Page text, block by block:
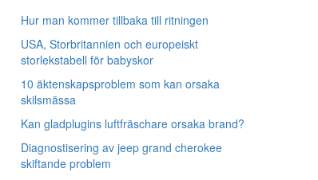
Hur man kommer tillbaka till ritningen
USA, Storbritannien och europeiskt
storlekstabell för babyskor
10 äktenskapsproblem som kan orsaka
skilsmässa
Kan gladplugins luftfräschare orsaka brand?
Diagnostisering av jeep grand cherokee
skiftande problem